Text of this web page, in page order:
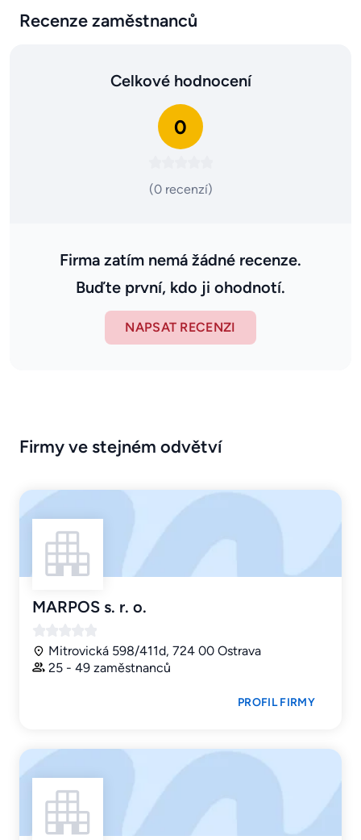
Recenze zaměstnanců
Celkové hodnocení
0
(0 recenzí)
Firma zatím nemá žádné recenze.
Buďte první, kdo ji ohodnotí.
NAPSAT RECENZI
Firmy ve stejném odvětví
MARPOS s. r. o.
Mitrovická 598/411d, 724 00 Ostrava
25 - 49 zaměstnanců
PROFIL FIRMY